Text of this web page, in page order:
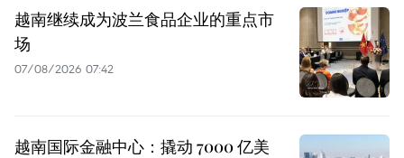
越南继续成为波兰食品企业的重点市
场
07/08/2026 07:42
越南国际金融中心：撬动 7000 亿美